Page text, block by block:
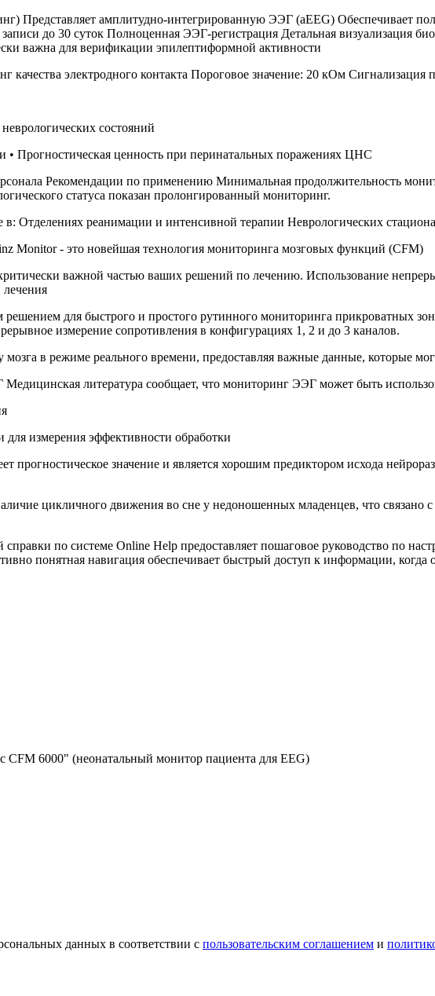
Представляет амплитудно-интегрированную ЭЭГ (aEEG) Обеспечивает
до 30 суток Полноценная ЭЭГ-регистрация Детальная визуализация
важна для верификации эпилептиформной активности
качества электродного контакта Пороговое значение: 20 кОм Сигнализация
состояний
• Прогностическая ценность при перинатальных поражениях ЦНС
Рекомендации по применению Минимальная продолжительность
статуса показан пролонгированный мониторинг.
Отделениях реанимации и интенсивной терапии Неврологических
Monitor - это новейшая технология мониторинга мозговых функций (CFM)
важной частью ваших решений по лечению. Использование
для быстрого и простого рутинного мониторинга прикроватных
измерение сопротивления в конфигурациях 1, 2 и до 3 каналов.
мозга в режиме реального времени, предоставляя важные данные, которые
литература сообщает, что мониторинг ЭЭГ может быть
измерения эффективности обработки
прогностическое значение и является хорошим предиктором исхода
цикличного движения во сне у недоношенных младенцев, что связано
по системе Online Help предоставляет пошаговое руководство по
понятная навигация обеспечивает быстрый доступ к информации, когда
6000" (неонатальный монитор пациента для EEG)
данных в соответствии с пользовательским соглашением и